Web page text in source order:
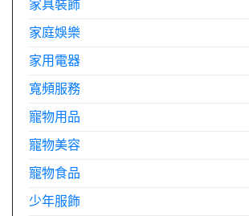
家具裝飾
家庭娛樂
家用電器
寬頻服務
寵物用品
寵物美容
寵物食品
少年服飾